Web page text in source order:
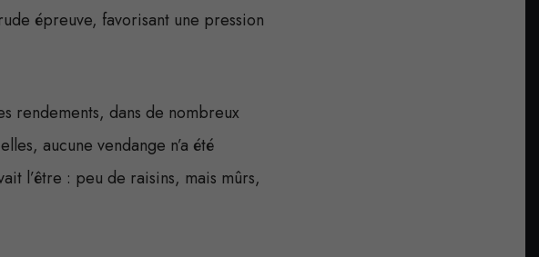
épreuve, favorisant une pression
rendements, dans de nombreux
aucune vendange n’a été
l’être : peu de raisins, mais mûrs,